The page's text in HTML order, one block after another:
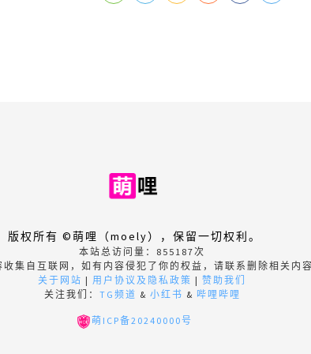
版权所有 ©萌哩（moely），保留一切权利。
本站总访问量： 855187次
收集自互联网，如有内容侵犯了你的权益，请联系删除相关内
关于网站 | 用户协议及隐私政策 | 赞助我们
关注我们： TG频道 & 小红书 & 哔哩哔哩
萌ICP备20240000号